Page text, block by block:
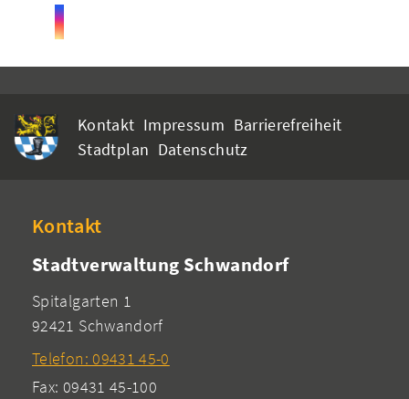
Kontakt Impressum Barrierefreiheit
Stadtplan Datenschutz
Kontakt
Stadtverwaltung Schwandorf
Spitalgarten 1
92421 Schwandorf
Telefon: 09431 45-0
Fax: 09431 45-100